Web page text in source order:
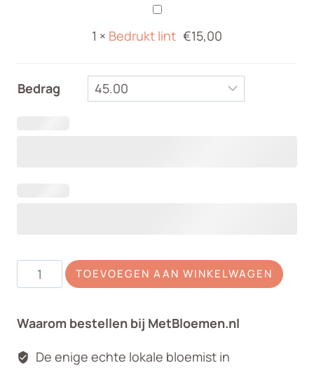
Bedrukt
lint
1 × Bedrukt lint €15,00
Bedrag
Rouwboeket
kleurrijk
aantal
TOEVOEGEN AAN WINKELWAGEN
Waarom bestellen bij MetBloemen.nl
De enige echte lokale bloemist in